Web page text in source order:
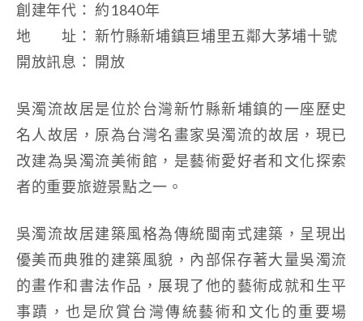
創建年代： 約1840年
地 址： 新竹縣新埔鎮巨埔里五鄰大茅埔十號
開放訊息： 開放
吳濁流故居是位於台灣新竹縣新埔鎮的一座歷史
名人故居，原為台灣名畫家吳濁流的故居，現已
改建為吳濁流美術館，是藝術愛好者和文化探索
者的重要旅遊景點之一。
吳濁流故居建築風格為傳統閩南式建築，呈現出
優美而典雅的建築風貌，內部保存著大量吳濁流
的畫作和書法作品，展現了他的藝術成就和生平
事蹟，也是欣賞台灣傳統藝術和文化的重要場